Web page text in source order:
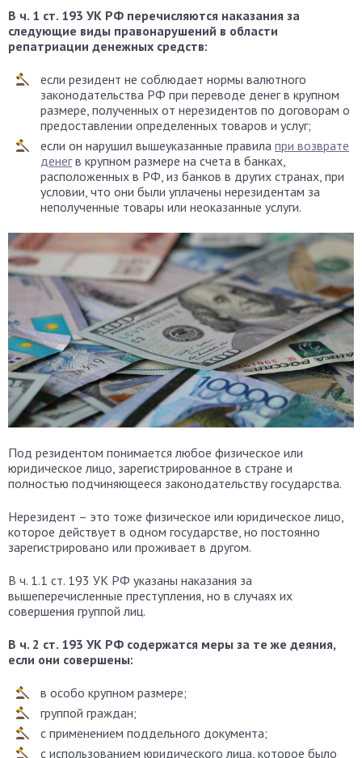
В ч. 1 ст. 193 УК РФ перечисляются наказания за
следующие виды правонарушений в области
репатриации денежных средств:
если резидент не соблюдает нормы валютного
законодательства РФ при переводе денег в крупном
размере, полученных от нерезидентов по договорам о
предоставлении определенных товаров и услуг;
если он нарушил вышеуказанные правила при возврате
денегв крупном размере на счета в банках,
расположенных в РФ, из банков в других странах, при
условии, что они были уплачены нерезидентам за
неполученные товары или неоказанные услуги.
Под резидентом понимается любое физическое или
юридическое лицо, зарегистрированное в стране и
полностью подчиняющееся законодательству государства.
Нерезидент – это тоже физическое или юридическое лицо,
которое действует в одном государстве, но постоянно
зарегистрировано или проживает в другом.
В ч. 1.1 ст. 193 УК РФ указаны наказания за
вышеперечисленные преступления, но в случаях их
совершения группой лиц.
В ч. 2 ст. 193 УК РФ содержатся меры за те же деяния,
если они совершены:
в особо крупном размере;
группой граждан;
с применением поддельного документа;
с использованием юридического лица, которое было